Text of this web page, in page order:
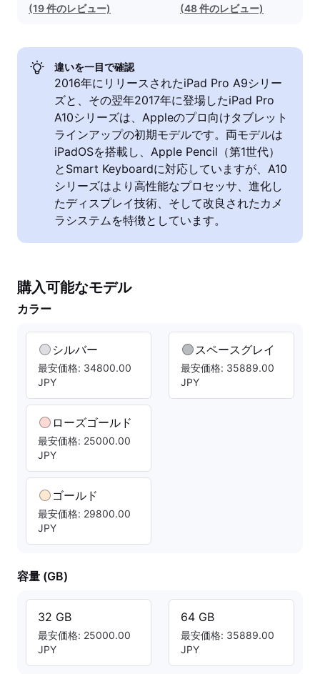
(19 件のレビュー)
(48 件のレビュー)
違いを一目で確認
2016年にリリースされたiPad Pro A9シリー
ズと、その翌年2017年に登場したiPad Pro
A10シリーズは、Appleのプロ向けタブレット
ラインアップの初期モデルです。両モデルは
iPadOSを搭載し、Apple Pencil（第1世代）
とSmart Keyboardに対応していますが、A10
シリーズはより高性能なプロセッサ、進化し
たディスプレイ技術、そして改良されたカメ
ラシステムを特徴としています。
購入可能なモデル
カラー
シルバー
最安価格: 34800.00
JPY
ローズゴールド
最安価格: 25000.00
JPY
ゴールド
最安価格: 29800.00
JPY
スペースグレイ
最安価格: 35889.00
JPY
容量 (GB)
32 GB
最安価格: 25000.00
JPY
64 GB
最安価格: 35889.00
JPY